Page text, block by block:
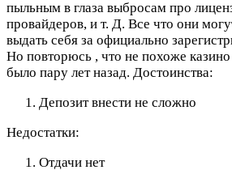
пыльным в глаза выбросам про
провайдеров, и т. Д. Все что они
выдать себя за официально
Но повторюсь , что не похоже казино
было пару лет назад. Достоинства:
Депозит внести не сложно
Недостатки:
Отдачи нет